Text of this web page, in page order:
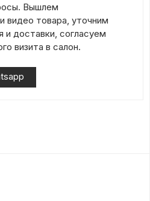
Вышлем
видео товара, уточним
и доставки, согласуем
визита в салон.